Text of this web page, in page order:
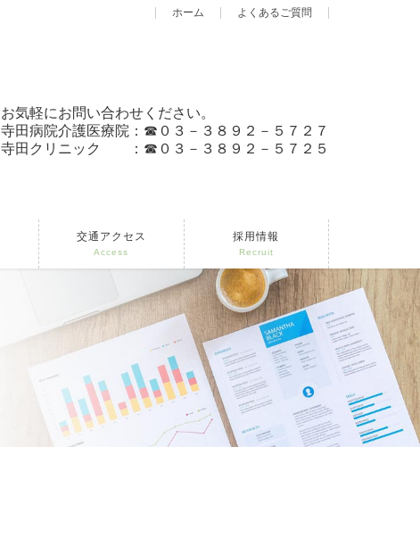
ホーム よくあるご質問
お気軽にお問い合わせください。
寺田病院介護医療院：☎︎０３－３８９２－５７２７
寺田クリニック ：☎︎０３－３８９２－５７２５
交通アクセス
Access
採用情報
Recruit